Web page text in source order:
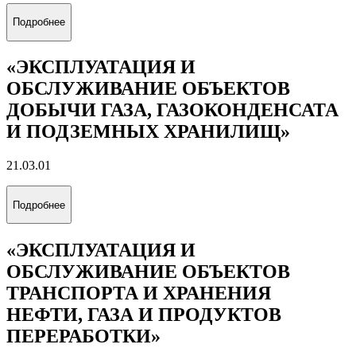
Подробнее
«ЭКСПЛУАТАЦИЯ И
ОБСЛУЖИВАНИЕ ОБЪЕКТОВ
ДОБЫЧИ ГАЗА, ГАЗОКОНДЕНСАТА
И ПОДЗЕМНЫХ ХРАНИЛИЩ»
21.03.01
Подробнее
«ЭКСПЛУАТАЦИЯ И
ОБСЛУЖИВАНИЕ ОБЪЕКТОВ
ТРАНСПОРТА И ХРАНЕНИЯ
НЕФТИ, ГАЗА И ПРОДУКТОВ
ПЕРЕРАБОТКИ»